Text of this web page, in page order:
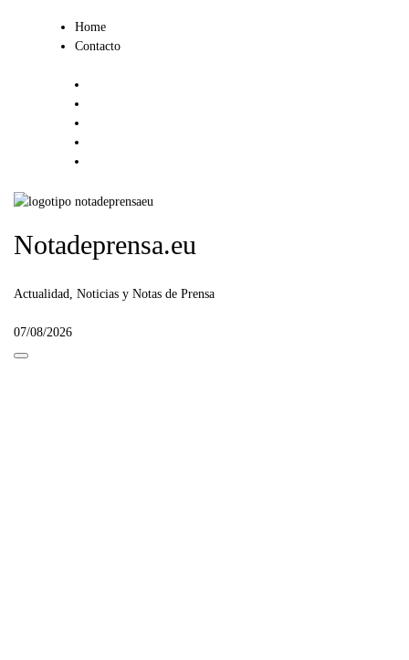
Home
Contacto
Notadeprensa.eu
Actualidad, Noticias y Notas de Prensa
07/08/2026